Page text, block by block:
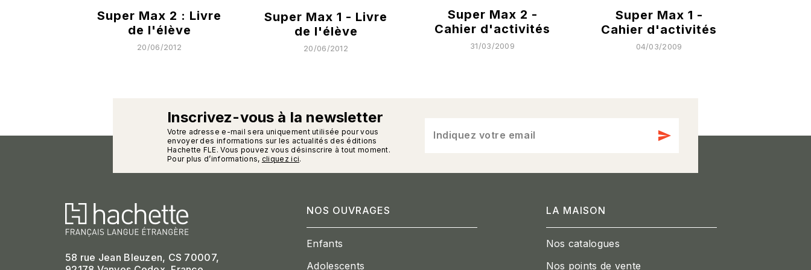
Super Max 2 : Livre
de l'élève
20/06/2012
Super Max 1 - Livre
de l'élève
20/06/2012
Super Max 2 -
Cahier d'activités
31/03/2009
Super Max 1 -
Cahier d'activités
04/03/2009
calmann_enveloppe
Inscrivez-vous à la newsletter
Votre adresse e-mail sera uniquement utilisée pour vous
envoyer des informations sur les actualités des éditions
Hachette FLE. Vous pouvez vous désinscrire à tout moment.
Pour plus d’informations, cliquez ici.
Indiquez votre email send
58 rue Jean Bleuzen, CS 70007,
NOS OUVRAGES
Enfants
Adolescents
LA MAISON
Nos catalogues
Nos points de vente